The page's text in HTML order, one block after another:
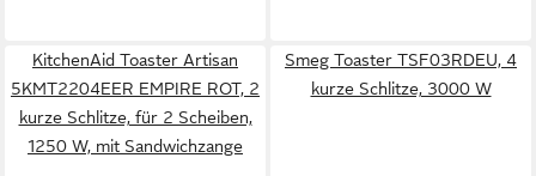
KitchenAid Toaster Artisan
5KMT2204EER EMPIRE ROT, 2
kurze Schlitze, für 2 Scheiben,
1250 W, mit Sandwichzange
Smeg Toaster TSF03RDEU, 4
kurze Schlitze, 3000 W